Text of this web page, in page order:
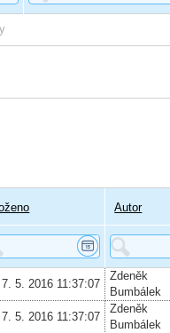
Autor
7. 5. 2016 11:37:07
Zdeněk
Bumbálek
7. 5. 2016 11:37:07
Zdeněk
Bumbálek